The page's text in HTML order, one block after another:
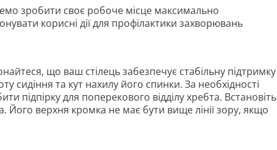
зробити своє робоче місце максимально
корисні дії для профілактики захворювань
що ваш стілець забезпечує стабільну підтримку
сидіння та кут нахилу його спинки. За необхідності
підпірку для поперекового відділу хребта. Встановіть
Його верхня кромка не має бути вище лінії зору, якщо